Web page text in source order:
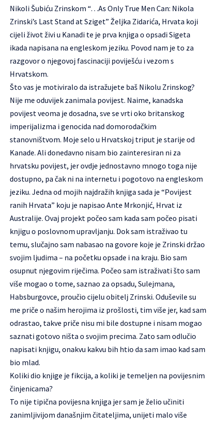
Nikoli Šubiću Zrinskom “…As Only True Men Can: Nikola
Zrinski’s Last Stand at Sziget” Željka Zidarića, Hrvata koji
cijeli život živi u Kanadi te je prva knjiga o opsadi Sigeta
ikada napisana na engleskom jeziku. Povod nam je to za
razgovor o njegovoj fascinaciji poviješću i vezom s
Hrvatskom.
Što vas je motiviralo da istražujete baš Nikolu Zrinskog?
Nije me oduvijek zanimala povijest. Naime, kanadska
povijest veoma je dosadna, sve se vrti oko britanskog
imperijalizma i genocida nad domorodačkim
stanovništvom. Moje selo u Hrvatskoj triput je starije od
Kanade. Ali donedavno nisam bio zainteresiran ni za
hrvatsku povijest, jer ovdje jednostavno mnogo toga nije
dostupno, pa čak ni na internetu i pogotovo na engleskom
jeziku. Jedna od mojih najdražih knjiga sada je “Povijest
ranih Hrvata” koju je napisao Ante Mrkonjić, Hrvat iz
Australije. Ovaj projekt počeo sam kada sam počeo pisati
knjigu o poslovnom upravljanju. Dok sam istraživao tu
temu, slučajno sam nabasao na govore koje je Zrinski držao
svojim ljudima – na početku opsade i na kraju. Bio sam
osupnut njegovim riječima. Počeo sam istraživati što sam
više mogao o tome, saznao za opsadu, Sulejmana,
Habsburgovce, proučio cijelu obitelj Zrinski. Oduševile su
me priče o našim herojima iz prošlosti, tim više jer, kad sam
odrastao, takve priče nisu mi bile dostupne i nisam mogao
saznati gotovo ništa o svojim precima. Zato sam odlučio
napisati knjigu, onakvu kakvu bih htio da sam imao kad sam
bio mlad.
Koliki dio knjige je fikcija, a koliki je temeljen na povijesnim
činjenicama?
To nije tipična povijesna knjiga jer sam je želio učiniti
zanimljivijom današnjim čitateljima, unijeti malo više